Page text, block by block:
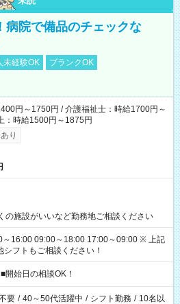
病院で備品のチェックな
未経験OK
ブランクOK
円～1750円 / 介護福祉士：時給1700円～
：時給1500円～1875円
り
施設がいいなど勤務地ご相談ください
16:00 09:00～18:00 17:00～09:00 ※ 上記
フトもご相談ください！
始日の相談OK！
要 / 40～50代活躍中 / シフト勤務 / 10名以